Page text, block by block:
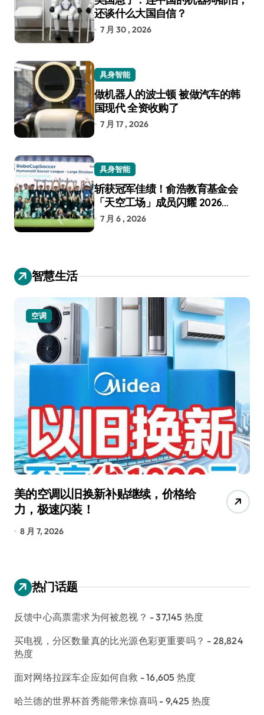
还谈什么大国自信？
7 月 30 , 2026
具身智能
做机器人的波士顿 被做汽车的韩
国现代 全资收购了
7 月 17 , 2026
具身智能
斩获冠军佳绩！俞浩教育基金会
「天空工场」成员闪耀 2026
RoboCup 机器人世界杯
7 月 6 , 2026
智慧生活
空调
美的空调以旧换新补贴继续，价格给
力，极速闪装！
8 月 7, 2026
热门话题
反馈中心高票需求为何被忽视？ - 37,145 热度
买电视，分区数量真的比光源色彩更重要吗？ - 28,824
热度
面对网络拉踩车企应如何自救 - 16,605 热度
哈兰德的世界杯首秀能带来惊喜吗 - 9,425 热度